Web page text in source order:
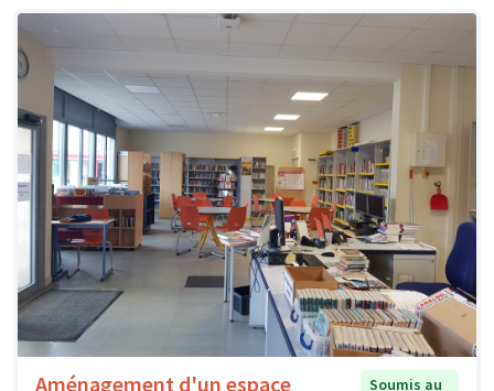
Aménagement d'un espace Soumis au